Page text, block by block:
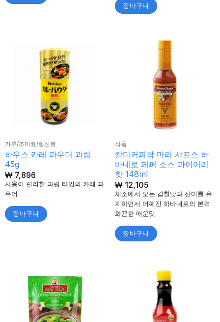
장바구니
가루/조미료/향신료
하우스 카레 파우더 과립
45g
₩7,896
사용이 편리한 과립 타입의 카레 파
우더
장바구니
식품
칼디커피팜 마리 샤프스 하
바네로 페퍼 소스 파이어리
핫 148ml
₩12,105
채소에서 오는 감칠맛과 산미를 유
지하면서 더해진 하바네로의 본격
화끈한 매운맛
장바구니